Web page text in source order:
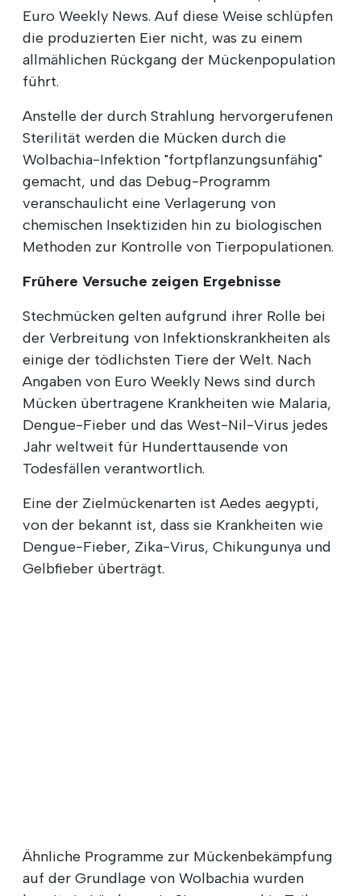
Euro Weekly News. Auf diese Weise schlüpfen
die produzierten Eier nicht, was zu einem
allmählichen Rückgang der Mückenpopulation
führt.
Anstelle der durch Strahlung hervorgerufenen
Sterilität werden die Mücken durch die
Wolbachia-Infektion "fortpflanzungsunfähig"
gemacht, und das Debug-Programm
veranschaulicht eine Verlagerung von
chemischen Insektiziden hin zu biologischen
Methoden zur Kontrolle von Tierpopulationen.
Frühere Versuche zeigen Ergebnisse
Stechmücken gelten aufgrund ihrer Rolle bei
der Verbreitung von Infektionskrankheiten als
einige der tödlichsten Tiere der Welt. Nach
Angaben von Euro Weekly News sind durch
Mücken übertragene Krankheiten wie Malaria,
Dengue-Fieber und das West-Nil-Virus jedes
Jahr weltweit für Hunderttausende von
Todesfällen verantwortlich.
Eine der Zielmückenarten ist Aedes aegypti,
von der bekannt ist, dass sie Krankheiten wie
Dengue-Fieber, Zika-Virus, Chikungunya und
Gelbfieber überträgt.
Ähnliche Programme zur Mückenbekämpfung
auf der Grundlage von Wolbachia wurden